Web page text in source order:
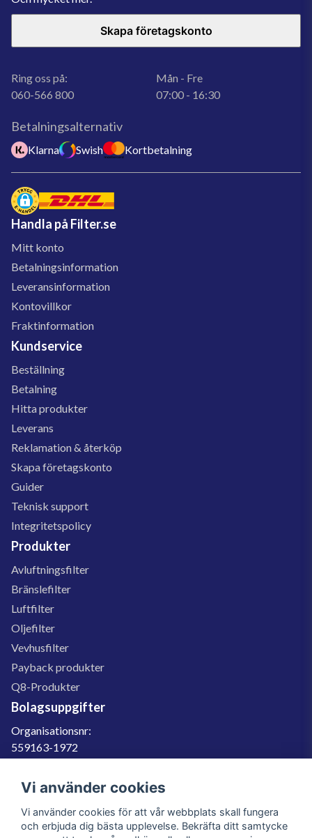
Skapa företagskonto
Ring oss på:
060-566 800
Mån - Fre
07:00 - 16:30
Betalningsalternativ
Klarna Swish Kortbetalning
Handla på Filter.se
Mitt konto
Betalningsinformation
Leveransinformation
Kontovillkor
Fraktinformation
Kundservice
Beställning
Betalning
Hitta produkter
Leverans
Reklamation & återköp
Skapa företagskonto
Guider
Teknisk support
Integritetspolicy
Produkter
Avluftningsfilter
Bränslefilter
Luftfilter
Oljefilter
Vevhusfilter
Payback produkter
Q8-Produkter
Bolagsuppgifter
Organisationsnr:
559163-1972
SE559163197201
060-566 800
Vi använder cookies
Vi använder cookies för att vår webbplats skall fungera
och erbjuda dig bästa upplevelse. Bekräfta ditt samtycke